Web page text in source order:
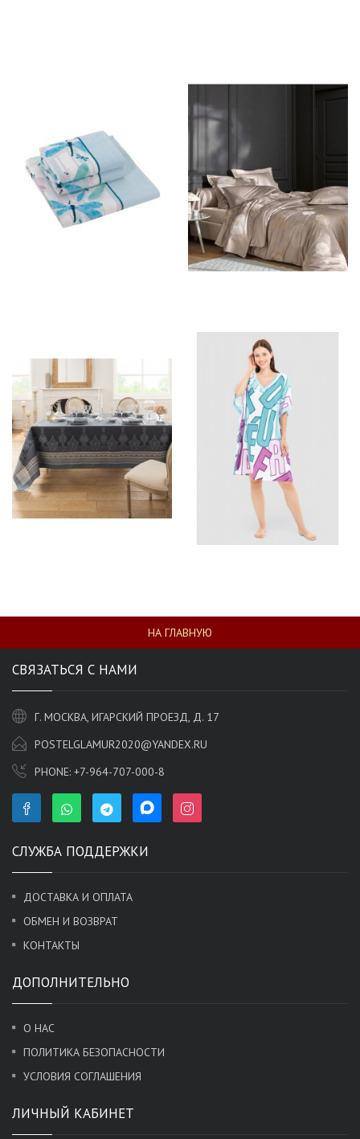
НА ГЛАВНУЮ
СВЯЗАТЬСЯ С НАМИ
Г. МОСКВА, ИГАРСКИЙ ПРОЕЗД, Д. 17
POSTELGLAMUR2020@YANDEX.RU
PHONE: +7-964-707-000-8
СЛУЖБА ПОДДЕРЖКИ
ДОСТАВКА И ОПЛАТА
ОБМЕН И ВОЗВРАТ
КОНТАКТЫ
ДОПОЛНИТЕЛЬНО
О НАС
ПОЛИТИКА БЕЗОПАСНОСТИ
УСЛОВИЯ СОГЛАШЕНИЯ
ЛИЧНЫЙ КАБИНЕТ